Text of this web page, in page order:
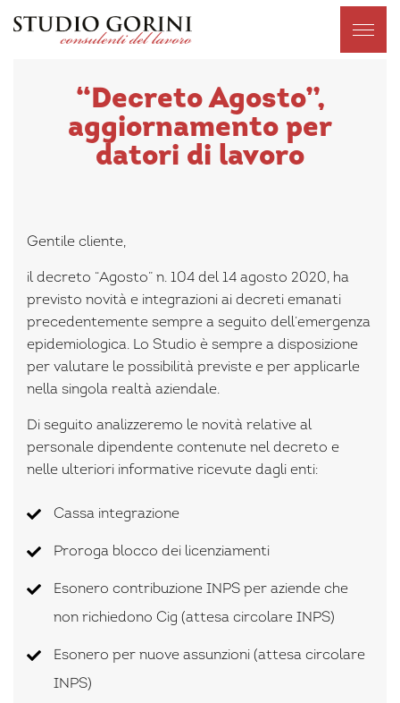
“Decreto Agosto”,
aggiornamento per
datori di lavoro
Gentile cliente,
il decreto “Agosto” n. 104 del 14 agosto 2020, ha
previsto novità e integrazioni ai decreti emanati
precedentemente sempre a seguito dell’emergenza
epidemiologica. Lo Studio è sempre a disposizione
per valutare le possibilità previste e per applicarle
nella singola realtà aziendale.
Di seguito analizzeremo le novità relative al
personale dipendente contenute nel decreto e
nelle ulteriori informative ricevute dagli enti:
Cassa integrazione
Proroga blocco dei licenziamenti
Esonero contribuzione INPS per aziende che
non richiedono Cig (attesa circolare INPS)
Esonero per nuove assunzioni (attesa circolare
INPS)